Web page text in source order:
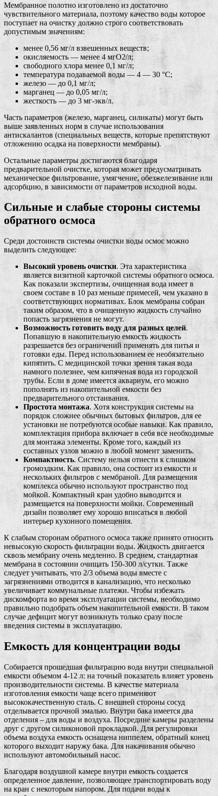
Мембранное полотно изготовлено из достаточно
чувствительного материала, поэтому качество воды которое
поступает на очистку должно строго соответствовать
допустимым значениям:
менее 0,56 мг/л взвешенных веществ;
окисляемость — менее 4 мгО2/л;
свободного хлора менее 0,1 мг/л;
температура подаваемой воды — 4 — 30 °С;
железо — до 0,1 мг/л;
марганец — до 0,05 мг/л;
жесткость — до 3 мг-экв/л.
Часть параметров (железо, марганец, силикаты) могут быть
выше заявленных норм в случае использования
антискалантов (специальных веществ, которые препятствуют
отложению осадка на поверхности мембраны).
Остальные параметры достигаются благодаря
предварительной очистке, которая может предусматривать
механическое фильтрование, умягчение, обезжелезивание или
адсорбцию, в зависимости от параметров исходной воды.
Сильные и слабые стороны системы
обратного осмоса
Среди достоинств системы очистки воды осмос можно
выделить следующее:
Высокий уровень очистки. Эта характеристика
является визитной карточкой системы обратного осмоса.
Как показали экспертизы, очищенная вода имеет в
своем составе в 10 раз меньше примесей, чем указано в
соответствующих нормативах. Блок мембраны собран
таким образом, что в очищенную жидкость случайно
попасть загрязнения не могут.
Возможность готовить воду для разных целей.
Попавшую в накопительную емкость жидкость
разрешается без ограничений применять для питья и
готовки еды. Перед использованием ее необязательно
кипятить. С медицинской точки зрения такая вода
намного полезнее, чем кипяченая вода из городской
трубы. Если в доме имеется аквариум, его можно
пополнять из накопительной емкости без
предварительного отстаивания.
Простота монтажа. Хотя конструкция системы на
порядок сложнее обычных бытовых фильтров, для ее
установки не потребуются особые навыки. Как правило,
комплектация прибора включает в себя все необходимые
для монтажа элементы. Кроме того, каждый из
составных узлов можно в любой момент заменить.
Компактность. Систему нельзя отнести к слишком
громоздким. Как правило, она состоит из емкости и
нескольких фильтров с мембраной. Для размещения
комплекса обычно используют пространство под
мойкой. Компактный кран удобно выводится и
размещается на поверхности мойки. Современный
дизайн позволяет ему хорошо вписаться в любой
интерьер кухонного помещения.
К слабым сторонам обратного осмоса также принято относить
невысокую скорость фильтрации воды. Жидкость двигается
сквозь мембрану очень медленно. В среднем, стандартная
мембрана в состоянии очищать 150-300 л/сутки. Также
следует учитывать, что 2/3 объема воды вместе с
загрязнениями отводится в канализацию, что несколько
увеличивает коммунальные платежи. Чтобы избежать
дискомфорта во время эксплуатации системы, необходимо
правильно подобрать объем накопительной емкости. В таком
случае дефицит могут возникнуть только сразу после
введения системы в эксплуатацию.
Емкость для концентрации воды
Собирается прошедшая фильтрацию вода внутри специальной
емкости объемом 4-12 л: на точный показатель влияет уровень
производительности системы. В качестве материала
изготовления емкости чаще всего применяют
высококачественную сталь. С внешней стороны сосуд
отделывается прочной эмалью. Внутри бака имеется два
отделения – для воды и воздуха. Посредине камеры разделены
друг с другом силиконовой прокладкой. Для регулировки
объема воздуха емкость оснащена ниппелем, обратный конец
которого выходит наружу бака. Для накачивания обычно
используют автомобильный насос.
Благодаря воздушной камере внутри емкость создается
определенное давление, позволяющее транспортировать воду
на кран с некоторым напором. Для подачи воды к